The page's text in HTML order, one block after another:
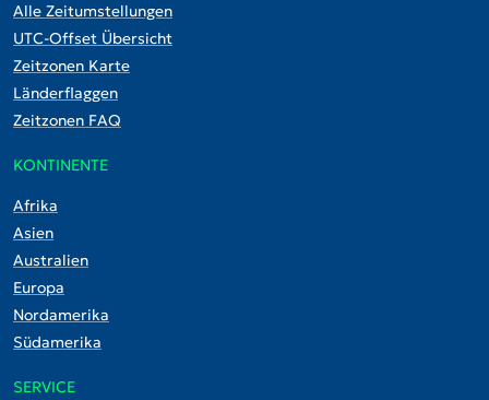
Alle Zeitumstellungen
UTC-Offset Übersicht
Zeitzonen Karte
Länderflaggen
Zeitzonen FAQ
KONTINENTE
Afrika
Asien
Australien
Europa
Nordamerika
Südamerika
SERVICE